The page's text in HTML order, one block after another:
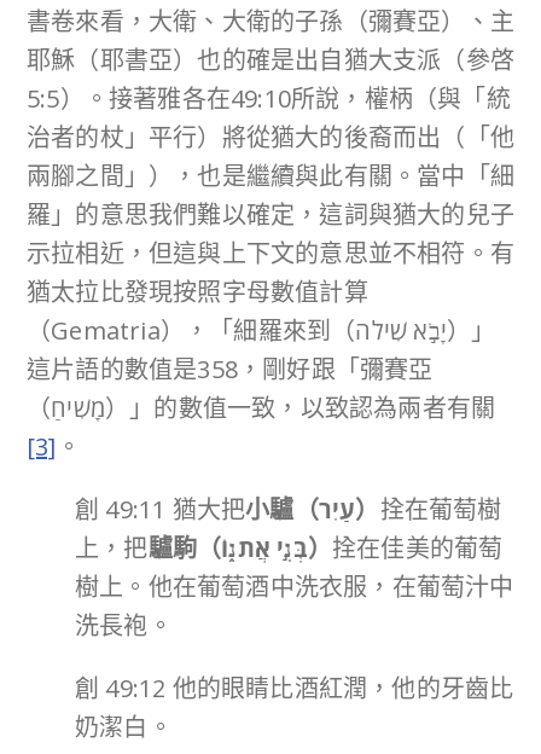
書卷來看，大衛、大衛的子孫（彌賽亞）、主
耶穌（耶書亞）也的確是出自猶大支派（參啓
5:5）。接著雅各在49:10所說，權柄（與「統
治者的杖」平行）將從猶大的後裔而出（「他
兩腳之間」），也是繼續與此有關。當中「細
羅」的意思我們難以確定，這詞與猶大的兒子
示拉相近，但這與上下文的意思並不相符。有
猶太拉比發現按照字母數值計算
（Gematria），「細羅來到（יָבֹ֣א שִׁילֹה）」
這片語的數值是358，剛好跟「彌賽亞
（מָשִׁיחַ）」的數值一致，以致認為兩者有關
[3] 。
創 49:11 猶大把小驢（עַיִר） 拴在葡萄樹
上，把驢駒（בְּנִ֣י אֲתֹנ֑וֹ） 拴在佳美的葡萄
樹上。他在葡萄酒中洗衣服，在葡萄汁中
洗長袍。
創 49:12 他的眼睛比酒紅潤，他的牙齒比
奶潔白。